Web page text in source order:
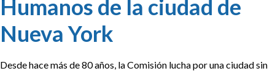
Humanos de la ciudad de
Nueva York
Desde hace más de 80 años, la Comisión lucha por una ciudad sin